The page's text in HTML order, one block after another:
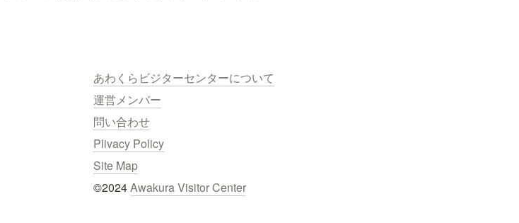
あわくらビジターセンターについて
運営メンバー
問い合わせ
Plivacy Policy
Site Map
©2024 Awakura Visitor Center